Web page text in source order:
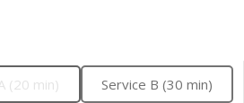
(20 min) Service B (30 min)